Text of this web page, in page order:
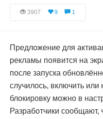
3907 9 1
Предложение для
рекламы появится на
после запуска
случилось, включить
блокировку можно в
Разработчики сообщают,